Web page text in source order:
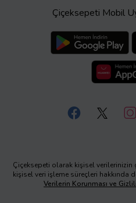
Çiçeksepeti Mobil
Çiçeksepeti olarak kişisel
kişisel veri işleme süreçleri hakkında
Verilerin Korunması ve